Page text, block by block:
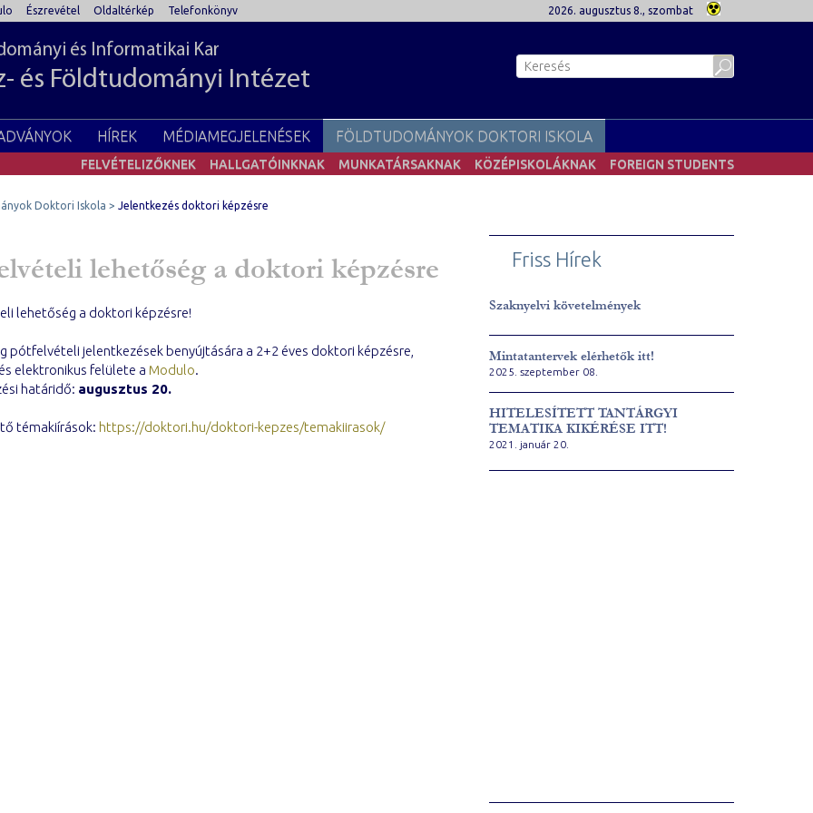
Észrevétel Oldaltérkép Telefonkönyv 2026. augusztus 8., szombat
és Informatikai Kar
és Földtudományi Intézet
HÍREK MÉDIAMEGJELENÉSEK FÖLDTUDOMÁNYOK DOKTORI ISKOLA
FELVÉTELIZŐKNEK HALLGATÓINKNAK MUNKATÁRSAKNAK KÖZÉPISKOLÁKNAK FOREIGN STUDENTS
Doktori Iskola Jelentkezés doktori képzésre
lehetőség a doktori képzésre
lehetőség a doktori képzésre!
pótfelvételi jelentkezések benyújtására a 2+2 éves doktori képzésre,
elektronikus felülete a Modulo.
határidő: augusztus 20.
témakiírások: https://doktori.hu/doktori-kepzes/temakiirasok/
Friss Hírek
Szaknyelvi követelmények
Mintatantervek elérhetők itt!
2025. szeptember 08.
HITELESÍTETT TANTÁRGYI
TEMATIKA KIKÉRÉSE ITT!
2021. január 20.